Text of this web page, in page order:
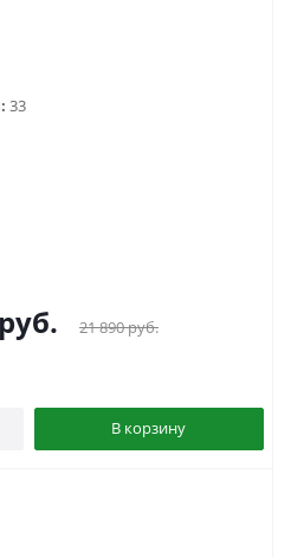
33
руб. 21 890руб.
В корзину